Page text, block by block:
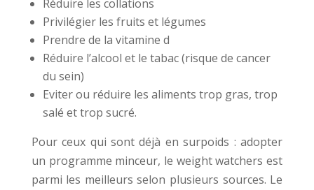
Réduire les collations
Privilégier les fruits et légumes
Prendre de la vitamine d
Réduire l’alcool et le tabac (risque de cancer
du sein)
Eviter ou réduire les aliments trop gras, trop
salé et trop sucré.
Pour ceux qui sont déjà en surpoids : adopter
un programme minceur, le weight watchers est
parmi les meilleurs selon plusieurs sources. Le